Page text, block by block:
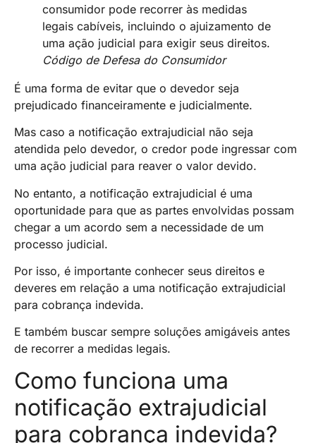
consumidor pode recorrer às medidas
legais cabíveis, incluindo o ajuizamento de
uma ação judicial para exigir seus direitos.
Código de Defesa do Consumidor
É uma forma de evitar que o devedor seja
prejudicado financeiramente e judicialmente.
Mas caso a notificação extrajudicial não seja
atendida pelo devedor, o credor pode ingressar com
uma ação judicial para reaver o valor devido.
No entanto, a notificação extrajudicial é uma
oportunidade para que as partes envolvidas possam
chegar a um acordo sem a necessidade de um
processo judicial.
Por isso, é importante conhecer seus direitos e
deveres em relação a uma notificação extrajudicial
para cobrança indevida.
E também buscar sempre soluções amigáveis antes
de recorrer a medidas legais.
Como funciona uma
notificação extrajudicial
para cobrança indevida?